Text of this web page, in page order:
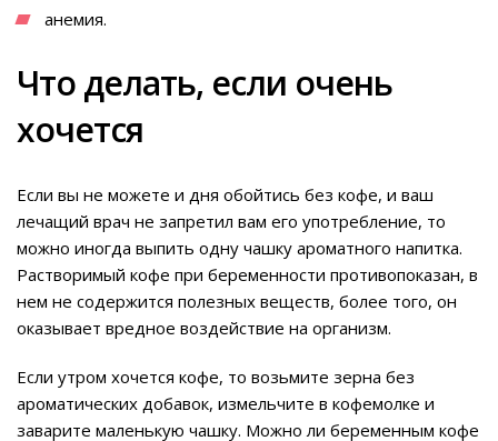
анемия.
Что делать, если очень
хочется
Если вы не можете и дня обойтись без кофе, и ваш
лечащий врач не запретил вам его употребление, то
можно иногда выпить одну чашку ароматного напитка.
Растворимый кофе при беременности противопоказан, в
нем не содержится полезных веществ, более того, он
оказывает вредное воздействие на организм.
Если утром хочется кофе, то возьмите зерна без
ароматических добавок, измельчите в кофемолке и
заварите маленькую чашку. Можно ли беременным кофе